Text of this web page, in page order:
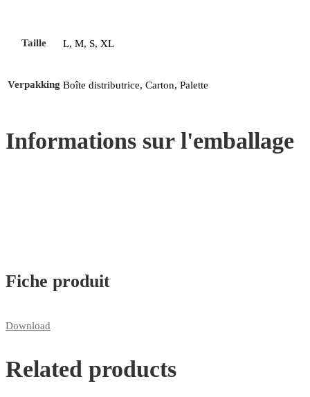
Taille L, M, S, XL
Verpakking Boîte distributrice, Carton, Palette
Informations sur l'emballage
Fiche produit
Download
Related products